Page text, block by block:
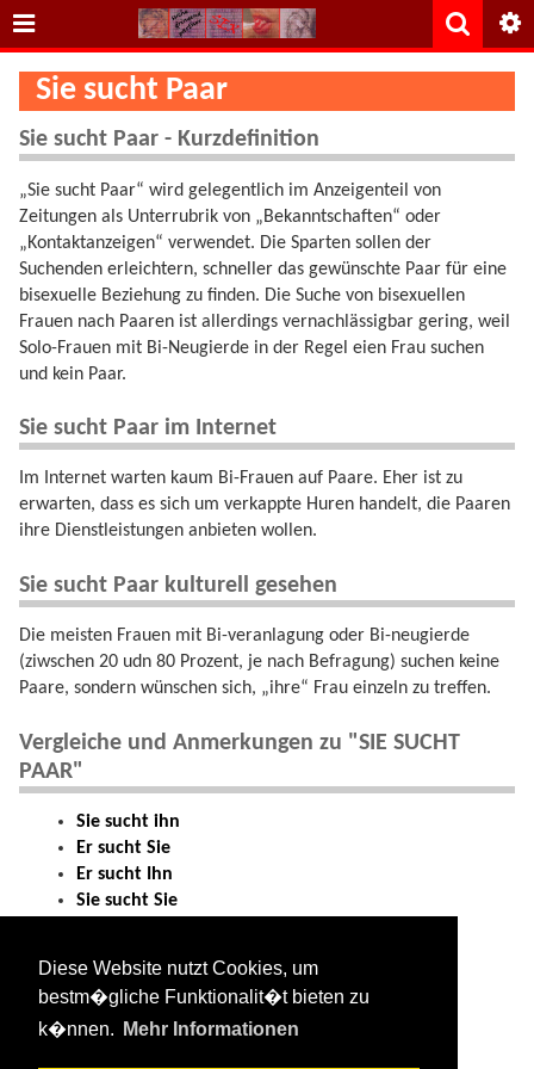
Diese Website nutzt Cookies, um
bestm�gliche Funktionalit�t bieten zu
k�nnen.
Mehr Informationen
Sie sucht Paar
Sie sucht Paar - Kurzdefinition
„Sie sucht Paar“ wird gelegentlich im Anzeigenteil von
Zeitungen als Unterrubrik von „Bekanntschaften“ oder
„Kontaktanzeigen“ verwendet. Die Sparten sollen der
Suchenden erleichtern, schneller das gewünschte Paar für eine
bisexuelle Beziehung zu finden. Die Suche von bisexuellen
Frauen nach Paaren ist allerdings vernachlässigbar gering, weil
Solo-Frauen mit Bi-Neugierde in der Regel eien Frau suchen
und kein Paar.
Sie sucht Paar im Internet
Im Internet warten kaum Bi-Frauen auf Paare. Eher ist zu
erwarten, dass es sich um verkappte Huren handelt, die Paaren
ihre Dienstleistungen anbieten wollen.
Sie sucht Paar kulturell gesehen
Die meisten Frauen mit Bi-veranlagung oder Bi-neugierde
(ziwschen 20 udn 80 Prozent, je nach Befragung) suchen keine
Paare, sondern wünschen sich, „ihre“ Frau einzeln zu treffen.
Vergleiche und Anmerkungen zu "SIE SUCHT
PAAR"
Sie sucht ihn
Er sucht Sie
Er sucht Ihn
Sie sucht Sie
Sie sucht Paar
Paar sucht Paar